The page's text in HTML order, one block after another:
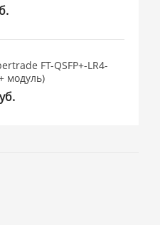
FT-QSFP+-LR4-
модуль)